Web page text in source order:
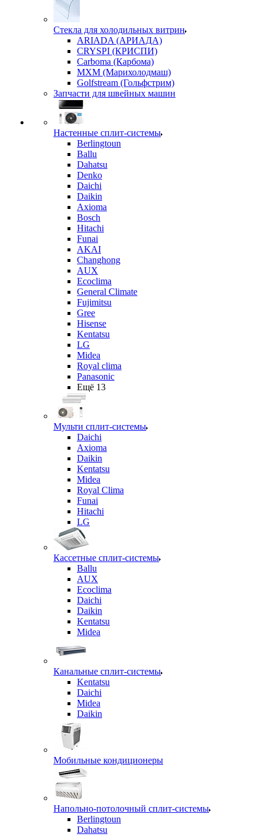
Стекла для холодильных витрин
ARIADA (АРИАДА)
CRYSPI (КРИСПИ)
Carboma (Карбома)
MXM (Марихолодмаш)
Golfstream (Гольфстрим)
Запчасти для швейных машин
Настенные сплит-системы
Berlingtoun
Ballu
Dahatsu
Denko
Daichi
Daikin
Axioma
Bosch
Hitachi
Funai
AKAI
Changhong
AUX
Ecoclima
General Climate
Fujimitsu
Gree
Hisense
Kentatsu
LG
Midea
Royal clima
Panasonic
Ещё 13
Мульти сплит-системы
Daichi
Axioma
Daikin
Kentatsu
Midea
Royal Clima
Funai
Hitachi
LG
Кассетные сплит-системы
Ballu
AUX
Ecoclima
Daichi
Daikin
Kentatsu
Midea
Канальные сплит-системы
Kentatsu
Daichi
Midea
Daikin
Мобильные кондиционеры
Напольно-потолочный сплит-системы
Berlingtoun
Dahatsu